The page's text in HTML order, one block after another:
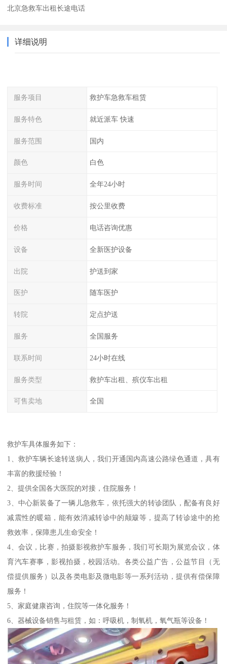
北京急救车出租长途电话
详细说明
服务项目 救护车急救车租赁
服务特色 就近派车 快速
服务范围 国内
颜色 白色
服务时间 全年24小时
收费标准 按公里收费
价格 电话咨询优惠
设备 全新医护设备
出院 护送到家
医护 随车医护
转院 定点护送
服务 全国服务
联系时间 24小时在线
服务类型 救护车出租、殡仪车出租
可售卖地 全国
救护车具体服务如下：
1、救护车辆长途转送病人，我们开通国内高速公路绿色通道，具有
丰富的救援经验！
2、提供全国各大医院的对接，住院服务！
3、中心新装备了一辆儿急救车，依托强大的转诊团队，配备有良好
减震性的暖箱，能有效消减转诊中的颠簸等，提高了转诊途中的抢
救效率，保障患儿生命安全！
4、会议，比赛，拍摄影视救护车服务，我们可长期为展览会议，体
育汽车赛事，影视拍摄，校园活动。各类公益广告，公益节目（无
偿提供服务）以及各类电影及微电影等一系列活动，提供有偿保障
服务！
5、家庭健康咨询，住院等一体化服务！
6、器械设备销售与租赁，如：呼吸机，制氧机，氧气瓶等设备！